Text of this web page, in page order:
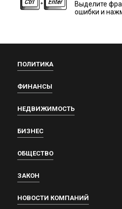
Выделите
ошибки и
ПОЛИТИКА
ФИНАНСЫ
НЕДВИЖИМОСТЬ
БИЗНЕС
ОБЩЕСТВО
ЗАКОН
НОВОСТИ КОМПАНИЙ